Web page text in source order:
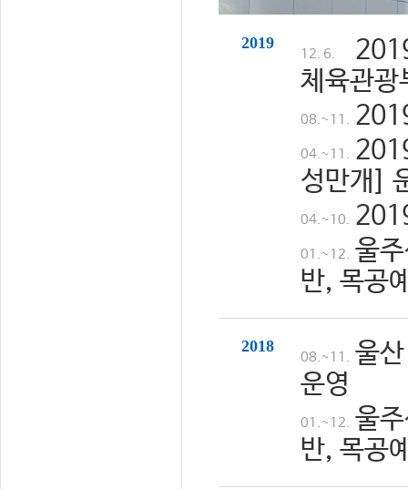
2019
12. 6.
체육관광
08.~11.
04.~11.
성만개]
04.~10.
01.~12. 울
반, 목공
2018
08.~11. 울
운영
01.~12. 울
반, 목공